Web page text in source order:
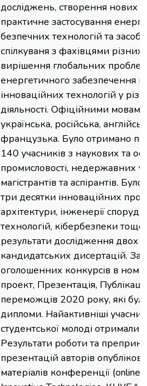
досліджень, створення нових
практичне застосування
безпечних технологій та
спілкуваня з фахівцями різних
вирішення глобальних
енергетичного забезпечення
інноваційних технологій у
діяльності. Офіційними
українська, російська,
французька. Було отримано
140 учасників з наукових та
промисловості, недержавних
магістрантів та аспірантів.
три десятки інноваційних
архітектури, інженерії
технологій, кібербезпеки
результати дослідження двох
кандидатських дисертацій. За
оголошенних конкурсів в
проект, Презентація,
переможців 2020 року, які
дипломи. Найактивніші
студентської молоді отримали
Результати роботи та
презентацій авторів
матеріалів конференції